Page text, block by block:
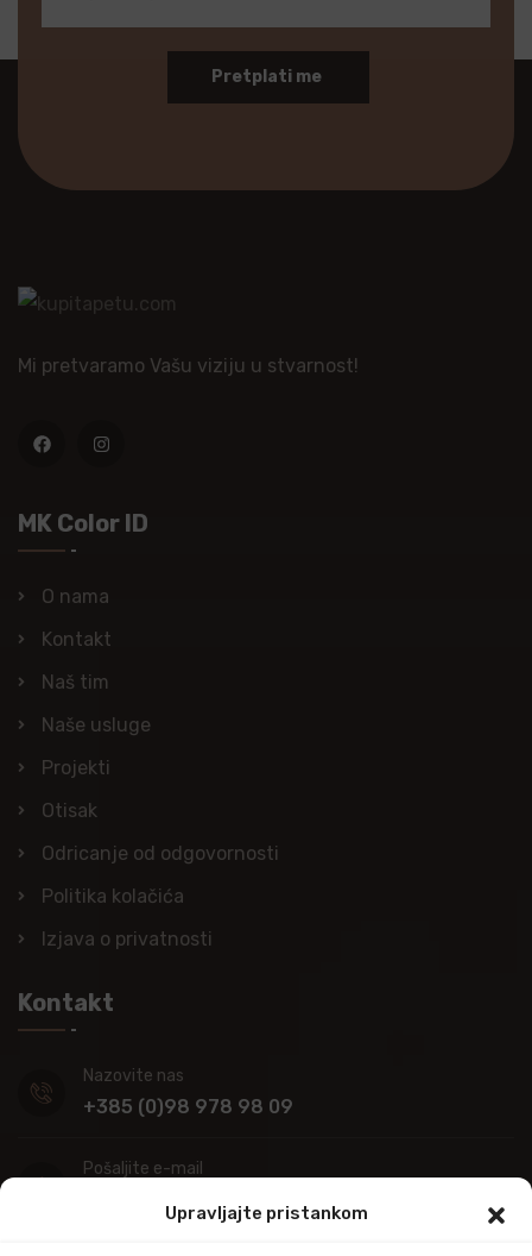
Upravljajte pristankom
Pretplati me
Mi pretvaramo Vašu viziju u stvarnost!
MK Color ID
O nama
Kontakt
Naš tim
Naše usluge
Projekti
Otisak
Odricanje od odgovornosti
Politika kolačića
Izjava o privatnosti
Kontakt
Nazovite nas
+385 (0)98 978 98 09
Pošaljite e-mail